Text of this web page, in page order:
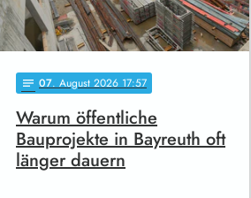
notes 07. August 2026 17:57
Warum öffentliche
Bauprojekte in Bayreuth oft
länger dauern